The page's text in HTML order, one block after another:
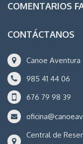
COMENTARIOS
CONTÁCTANOS
Canoe Aventura
985 41 44 06
676 79 98 39
Central de